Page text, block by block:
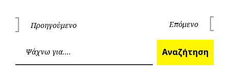
Πλοήγηση
άρθρων
Προηγούμενο Επόμενο
Αναζήτηση